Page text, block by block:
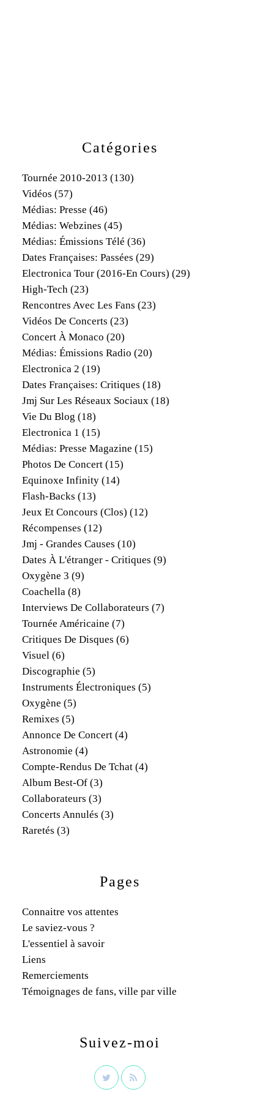
Catégories
Tournée 2010-2013 (130)
Vidéos (57)
Médias: Presse (46)
Médias: Webzines (45)
Médias: Émissions Télé (36)
Dates Françaises: Passées (29)
Electronica Tour (2016-En Cours) (29)
High-Tech (23)
Rencontres Avec Les Fans (23)
Vidéos De Concerts (23)
Concert À Monaco (20)
Médias: Émissions Radio (20)
Electronica 2 (19)
Dates Françaises: Critiques (18)
Jmj Sur Les Réseaux Sociaux (18)
Vie Du Blog (18)
Electronica 1 (15)
Médias: Presse Magazine (15)
Photos De Concert (15)
Equinoxe Infinity (14)
Flash-Backs (13)
Jeux Et Concours (clos) (12)
Récompenses (12)
Jmj - Grandes Causes (10)
Dates À L'étranger - Critiques (9)
Oxygène 3 (9)
Coachella (8)
Interviews De Collaborateurs (7)
Tournée Américaine (7)
Critiques De Disques (6)
Visuel (6)
Discographie (5)
Instruments Électroniques (5)
Oxygène (5)
Remixes (5)
Annonce De Concert (4)
Astronomie (4)
Compte-Rendus De Tchat (4)
Album Best-Of (3)
Collaborateurs (3)
Concerts Annulés (3)
Raretés (3)
Pages
Connaitre vos attentes
Le saviez-vous ?
L'essentiel à savoir
Liens
Remerciements
Témoignages de fans, ville par ville
Suivez-moi